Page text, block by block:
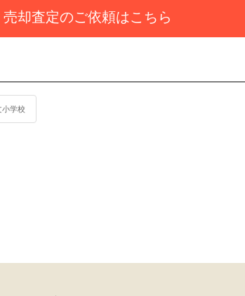
売却査定のご依頼はこちら
小学校